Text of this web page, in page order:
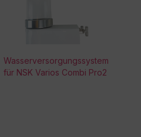
Wasserversorgungssystem
für NSK Varios Combi Pro2